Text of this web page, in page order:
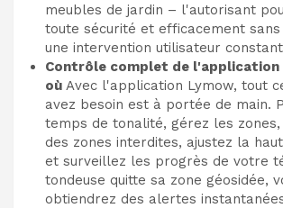
meubles de jardin – l'autorisant
toute sécurité et efficacement
une intervention utilisateur
Contrôle complet de
où Avec l'application Lymow, tout
avez besoin est à portée de main.
temps de tonalité, gérez les zones,
des zones interdites, ajustez la
et surveillez les progrès de votre
tondeuse quitte sa zone géosidée,
obtiendrez des alertes